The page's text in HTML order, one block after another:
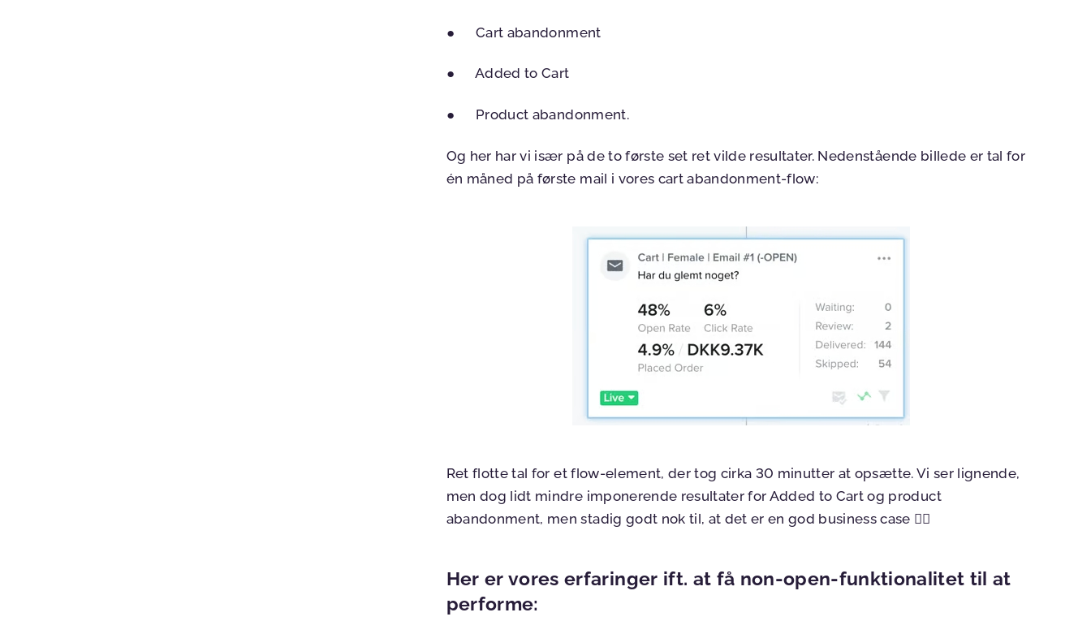
● Cart abandonment
● Added to Cart
● Product abandonment.
Og her har vi især på de to første set ret vilde resultater. Nedenstående billede er tal for
én måned på første mail i vores cart abandonment-flow:
Ret flotte tal for et flow-element, der tog cirka 30 minutter at opsætte. Vi ser lignende,
men dog lidt mindre imponerende resultater for Added to Cart og product
abandonment, men stadig godt nok til, at det er en god business case 👇🏼
Her er vores erfaringer ift. at få non-open-funktionalitet til at
performe: